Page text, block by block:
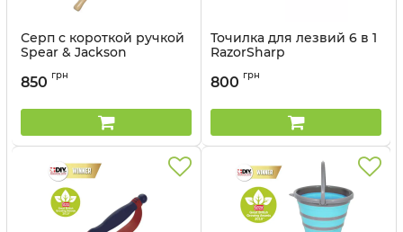
Серп с короткой ручкой
Spear & Jackson
850 грн
Точилка для лезвий 6 в 1
RazorSharp
Артикул:
800 грн